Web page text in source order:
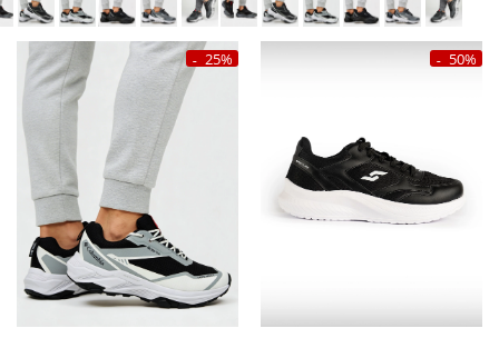
50%
25%